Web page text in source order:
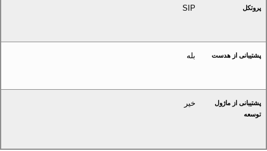
پروتکل SIP
پشتیبانی از هدست بله
پشتیبانی از ماژول
توسعه
خیر